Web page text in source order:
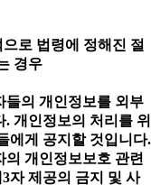
로 법령에 정해진 절
경우
의 개인정보를 외부
개인정보의 처리를 위
에게 공지할 것입니다.
개인정보보호 관련
자 제공의 금지 및 사